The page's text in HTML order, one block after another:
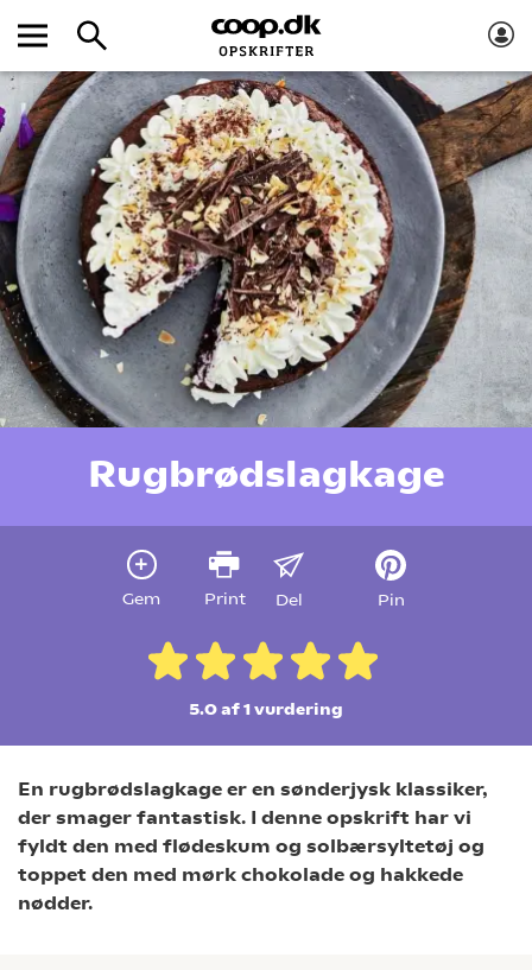
Rugbrødslagkage
Gem Print Del Pin
5.0 af 1vurdering
En rugbrødslagkage er en sønderjysk klassiker,
der smager fantastisk. I denne opskrift har vi
fyldt den med flødeskum og solbærsyltetøj og
toppet den med mørk chokolade og hakkede
nødder.